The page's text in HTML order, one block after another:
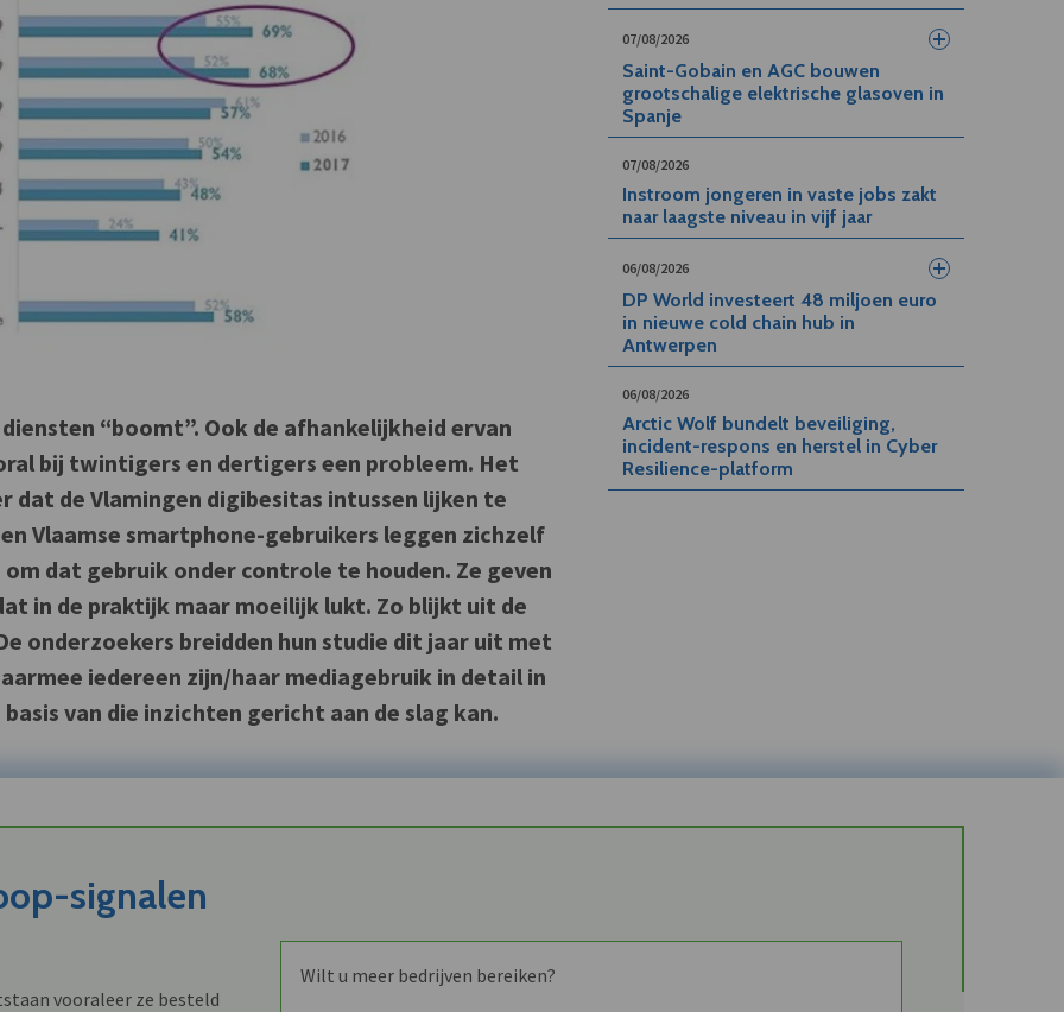
“boomt”. Ook de afhankelijkheid ervan
bij twintigers en dertigers een probleem. Het
dat de Vlamingen digibesitas intussen lijken te
Vlaamse smartphone-gebruikers leggen zichzelf
dat gebruik onder controle te houden. Ze geven
in de praktijk maar moeilijk lukt. Zo blijkt uit de
onderzoekers breidden hun studie dit jaar uit met
iedereen zijn/haar mediagebruik in detail in
van die inzichten gericht aan de slag kan.
07/08/2026
Saint-Gobain en AGC bouwen
grootschalige elektrische glasoven in
Spanje
07/08/2026
Instroom jongeren in vaste jobs zakt
naar laagste niveau in vijf jaar
06/08/2026
DP World investeert 48 miljoen euro
in nieuwe cold chain hub in
Antwerpen
06/08/2026
Arctic Wolf bundelt beveiliging,
incident-respons en herstel in Cyber
Resilience-platform
signalen
vooraleer ze besteld
Wilt u meer bedrijven bereiken?